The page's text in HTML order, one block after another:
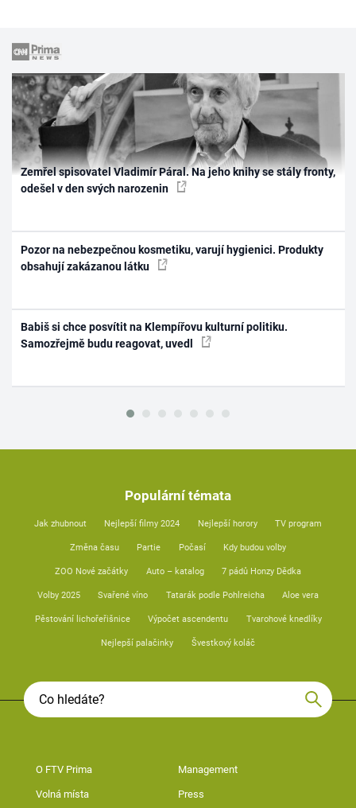
Zemřel spisovatel Vladimír Páral. Na jeho knihy se stály fronty,
odešel v den svých narozenin
Pozor na nebezpečnou kosmetiku, varují hygienici. Produkty
obsahují zakázanou látku
Babiš si chce posvítit na Klempířovu kulturní politiku.
Samozřejmě budu reagovat, uvedl
Populární témata
Jak zhubnout Nejlepší filmy 2024 Nejlepší horory TV program
Změna času Partie Počasí Kdy budou volby
ZOO Nové začátky Auto – katalog 7 pádů Honzy Dědka
Volby 2025 Svařené víno Tatarák podle Pohlreicha Aloe vera
Pěstování lichořeřišnice Výpočet ascendentu Tvarohové knedlíky
Nejlepší palačinky Švestkový koláč
O FTV Prima Management
Volná místa Press